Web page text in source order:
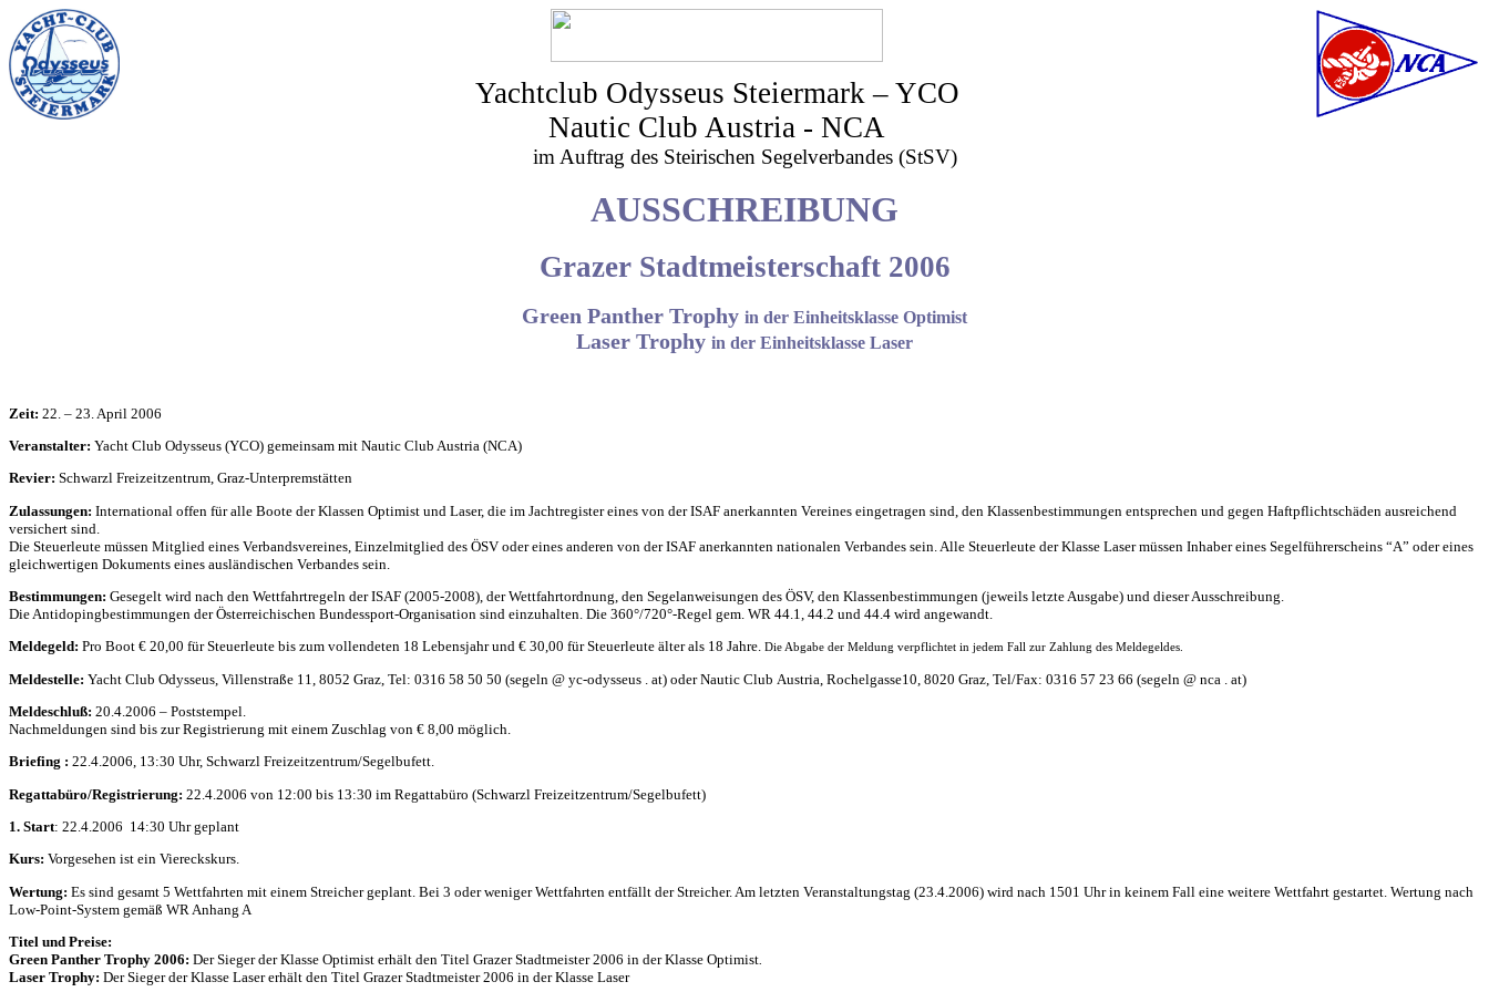
Yachtclub Odysseus Steiermark – YCO
Nautic Club Austria - NCA
im Auftrag des Steirischen Segelverbandes (StSV)
AUSSCHREIBUNG
Grazer Stadtmeisterschaft 2006
Green Panther Trophy in der Einheitsklasse Optimist
Laser Trophy in der Einheitsklasse Laser
Zeit: 22. – 23. April 2006
Veranstalter: Yacht Club Odysseus (YCO) gemeinsam mit Nautic Club Austria (NCA)
Revier: Schwarzl Freizeitzentrum, Graz-Unterpremstätten
Zulassungen: International offen für alle Boote der Klassen Optimist und Laser, die im Jachtregister eines von der ISAF anerkannten Vereines eingetragen sind, den Klassenbestimmungen entsprechen und gegen Haftpflichtschäden ausreichend
versichert sind.
Die Steuerleute müssen Mitglied eines Verbandsvereines, Einzelmitglied des ÖSV oder eines anderen von der ISAF anerkannten nationalen Verbandes sein. Alle Steuerleute der Klasse Laser müssen Inhaber eines Segelführerscheins “A” oder eines
gleichwertigen Dokuments eines ausländischen Verbandes sein.
Bestimmungen: Gesegelt wird nach den Wettfahrtregeln der ISAF (2005-2008), der Wettfahrtordnung, den Segelanweisungen des ÖSV, den Klassenbestimmungen (jeweils letzte Ausgabe) und dieser Ausschreibung.
Die Antidopingbestimmungen der Österreichischen Bundessport-Organisation sind einzuhalten. Die 360°/720°-Regel gem. WR 44.1, 44.2 und 44.4 wird angewandt.
Meldegeld: Pro Boot € 20,00 für Steuerleute bis zum vollendeten 18 Lebensjahr und € 30,00 für Steuerleute älter als 18 Jahre. Die Abgabe der Meldung verpflichtet in jedem Fall zur Zahlung des Meldegeldes.
Meldestelle: Yacht Club Odysseus, Villenstraße 11, 8052 Graz, Tel: 0316 58 50 50 (segeln @ yc-odysseus . at) oder Nautic Club Austria, Rochelgasse10, 8020 Graz, Tel/Fax: 0316 57 23 66 (segeln @ nca . at)
Meldeschluß: 20.4.2006 – Poststempel.
Nachmeldungen sind bis zur Registrierung mit einem Zuschlag von € 8,00 möglich.
Briefing : 22.4.2006, 13:30 Uhr, Schwarzl Freizeitzentrum/Segelbufett.
Regattabüro/Registrierung: 22.4.2006 von 12:00 bis 13:30 im Regattabüro (Schwarzl Freizeitzentrum/Segelbufett)
1. Start: 22.4.2006 14:30 Uhr geplant
Kurs: Vorgesehen ist ein Viereckskurs.
Wertung: Es sind gesamt 5 Wettfahrten mit einem Streicher geplant. Bei 3 oder weniger Wettfahrten entfällt der Streicher. Am letzten Veranstaltungstag (23.4.2006) wird nach 1501 Uhr in keinem Fall eine weitere Wettfahrt gestartet. Wertung nach
Low-Point-System gemäß WR Anhang A
Titel und Preise:
Green Panther Trophy 2006: Der Sieger der Klasse Optimist erhält den Titel Grazer Stadtmeister 2006 in der Klasse Optimist
Laser Trophy: Der Sieger der Klasse Laser erhält den Titel Grazer Stadtmeister 2006 in der Klasse Laser